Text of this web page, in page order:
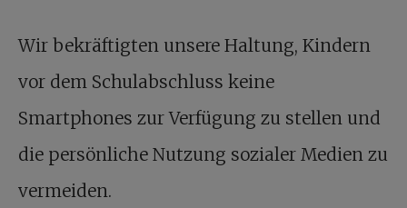
Wir bekräftigten unsere Haltung, Kindern
vor dem Schulabschluss keine
Smartphones zur Verfügung zu stellen und
die persönliche Nutzung sozialer Medien zu
vermeiden.